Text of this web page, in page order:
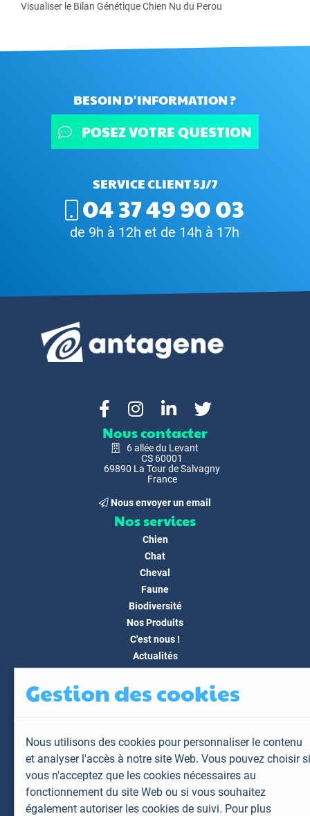
Visualiser le Bilan Génétique Chien Nu du Perou
BESOIN D'INFORMATION ?
POSEZ VOTRE QUESTION
SERVICE CLIENT 5J/7
04 37 49 90 03
de 9h à 12h et de 14h à 17h
Nous contacter
6 allée du Levant
CS 60001
69890 La Tour de Salvagny
France
Nous envoyer un email
Nos services
Chien
Chat
Cheval
Faune
Biodiversité
Nos Produits
C'est nous !
Actualités
FAQ
Mon espace
Mes animaux
Mes résultats
Mes commandes
Mes factures
Gestion des cookies
Nous utilisons des cookies pour personnaliser le contenu
et analyser l'accès à notre site Web. Vous pouvez choisir si
vous n'acceptez que les cookies nécessaires au
fonctionnement du site Web ou si vous souhaitez
également autoriser les cookies de suivi. Pour plus